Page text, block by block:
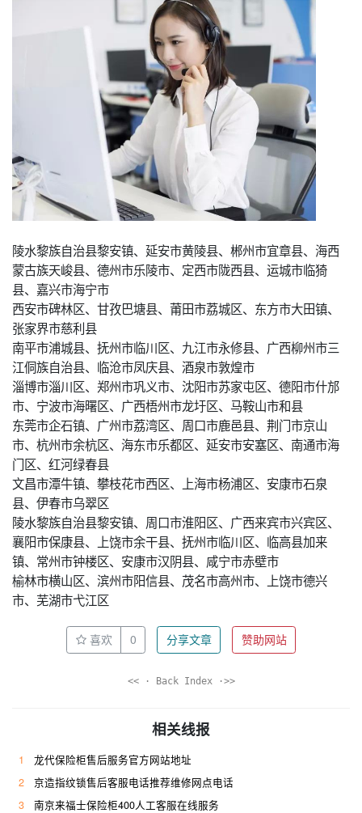
陵水黎族自治县黎安镇、延安市黄陵县、郴州市宜章县、海西
蒙古族天峻县、德州市乐陵市、定西市陇西县、运城市临猗
县、嘉兴市海宁市
西安市碑林区、甘孜巴塘县、莆田市荔城区、东方市大田镇、
张家界市慈利县
南平市浦城县、抚州市临川区、九江市永修县、广西柳州市三
江侗族自治县、临沧市凤庆县、酒泉市敦煌市
淄博市淄川区、郑州市巩义市、沈阳市苏家屯区、德阳市什邡
市、宁波市海曙区、广西梧州市龙圩区、马鞍山市和县
东莞市企石镇、广州市荔湾区、周口市鹿邑县、荆门市京山
市、杭州市余杭区、海东市乐都区、延安市安塞区、南通市海
门区、红河绿春县
文昌市潭牛镇、攀枝花市西区、上海市杨浦区、安康市石泉
县、伊春市乌翠区
陵水黎族自治县黎安镇、周口市淮阳区、广西来宾市兴宾区、
襄阳市保康县、上饶市余干县、抚州市临川区、临高县加来
镇、常州市钟楼区、安康市汉阴县、咸宁市赤壁市
榆林市横山区、滨州市阳信县、茂名市高州市、上饶市德兴
市、芜湖市弋江区
喜欢 0 分享文章 赞助网站
<< · Back Index ·>>
相关线报
1
龙代保险柜售后服务官方网站地址
2
京造指纹锁售后客服电话推荐维修网点电话
3
南京来福士保险柜400人工客服在线服务